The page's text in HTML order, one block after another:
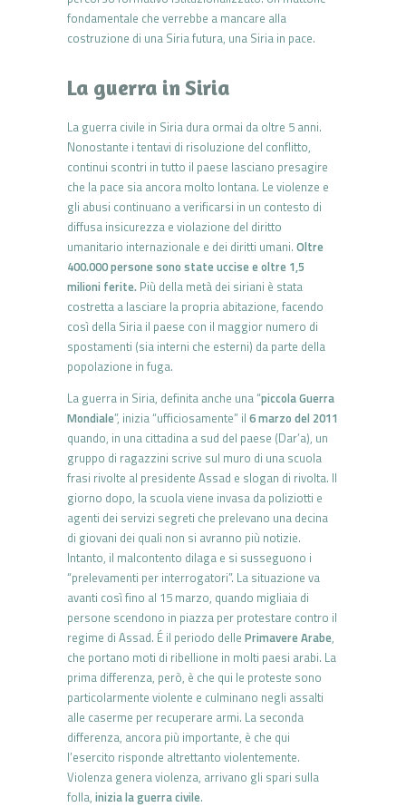
fondamentale che verreb­be a mancare alla
costruzione di una Siria futura, una Siria in pace.
La guerra in Siria
La guerra civile in Siria dura ormai da oltre 5 anni.
Nonostante i ten­tavi di risoluzione del conflitto,
continui scontri in tutto il paese la­sciano presagire
che la pace sia ancora molto lontana. Le violenze e
gli abusi continuano a verificarsi in un contesto di
diffusa insicurezza e violazione del diritto
umanitario internazionale e dei diritti umani. Oltre
400.000 persone sono state uccise e oltre 1,5
milioni ferite. Più della metà dei siriani è stata
costretta a lasciare la propria abitazione, facendo
così della Siria il paese con il maggior numero di
spostamenti (sia interni che esterni) da parte della
popolazione in fuga.
La guerra in Siria, definita anche una “piccola Guerra
Mondiale”, ini­zia “ufficiosamente” il 6 marzo del 2011
quando, in una cittadina a sud del paese (Dar’a), un
gruppo di ragazzini scrive sul muro di una scuola
frasi rivolte al presidente Assad e slogan di rivolta. Il
giorno dopo, la scuola viene invasa da poliziotti e
agenti dei servizi segreti che prelevano una decina
di giovani dei quali non si avranno più notizie.
Intanto, il malcontento dilaga e si susseguono i
“prelevamenti per in­terrogatori”. La situazione va
avanti così fino al 15 marzo, quando mi­gliaia di
persone scendono in piazza per protestare contro il
regime di Assad. É il periodo delle Primavere Arabe,
che portano moti di ribellio­ne in molti paesi arabi. La
prima differenza, però, è che qui le proteste sono
particolarmente violente e culminano negli assalti
alle caserme per recuperare armi. La seconda
differenza, ancora più importante, è che qui
l’esercito risponde altrettanto violentemente.
Violenza genera violenza, arrivano gli spari sulla
folla, inizia la guerra civile.